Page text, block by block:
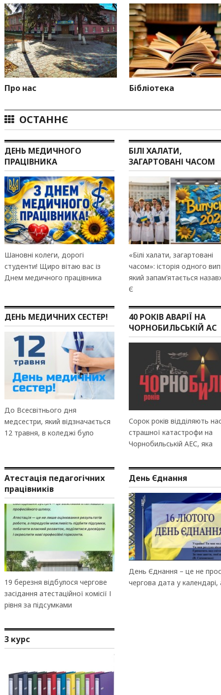
Про нас Бібліотека
ОСТАННЄ
ДЕНЬ МЕДИЧНОГО
ПРАЦІВНИКА
Шановні колеги, дорогі
студенти! Щиро вітаю вас із
Днем медичного працівника
БІЛІ ХАЛАТИ,
ЗАГАРТОВАНІ ЧАСОМ
«Білі халати, загартовані
часом»: історія одного
який запам’ятається
Є
ДЕНЬ МЕДИЧНИХ СЕСТЕР!
До Всесвітнього дня
медсестри, який відзначається
12 травня, в коледжі було
40 РОКІВ АВАРІЇ НА
ЧОРНОБИЛЬСЬКІЙ АС
Сорок років відділяють
страшної катастрофи на
Чорнобильській АЕС, яка
Атестація педагогічних
працівників
19 березня відбулося чергове
засідання атестаційної комісії І
рівня за підсумками
День Єднання
День Єднання – це не
чергова дата у календарі,
3 курс